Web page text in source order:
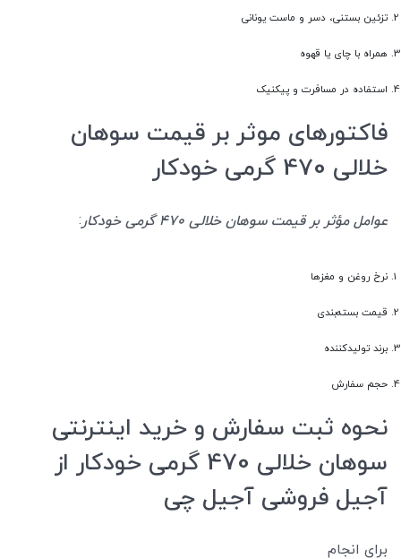
تزئین بستنی، دسر و ماست یونانی
همراه با چای یا قهوه
استفاده در مسافرت و پیکنیک
فاکتورهای موثر بر قیمت سوهان
خلالی 470 گرمی خودکار
عوامل مؤثر بر قیمت سوهان خلالی 470 گرمی خودکار :
نرخ روغن و مغزها
قیمت بسته‌بندی
برند تولیدکننده
حجم سفارش
نحوه ثبت سفارش و خرید اینترنتی
سوهان خلالی 470 گرمی خودکار از
آجیل فروشی آجیل چی
برای انجام